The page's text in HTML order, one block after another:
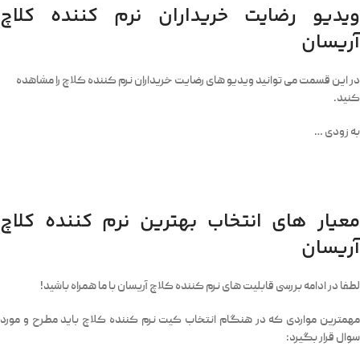
ویدیو رضایت خریداران نرم کننده کلاچ
آریسان
در این قسمت می توانید ویدیو های رضایت خریداران نرم کننده کلاچ را مشاهده
کنید.
به زودی …
معیار های انتخاب بهترین نرم کننده کلاچ
آریسان
لطفا در ادامه بررسی قابلیت های نرم کننده کلاچ آریسان با ما همراه باشید!
مهمترین مواردی که در هنگام انتخاب کیت نرم کننده کلاچ باید مطرح و مورد
سوال قرار بگیرد: